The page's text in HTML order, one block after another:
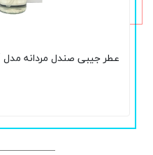
عطر جیبی صندل مردانه مدل LEGEND SPIRIT حجم 25 میل